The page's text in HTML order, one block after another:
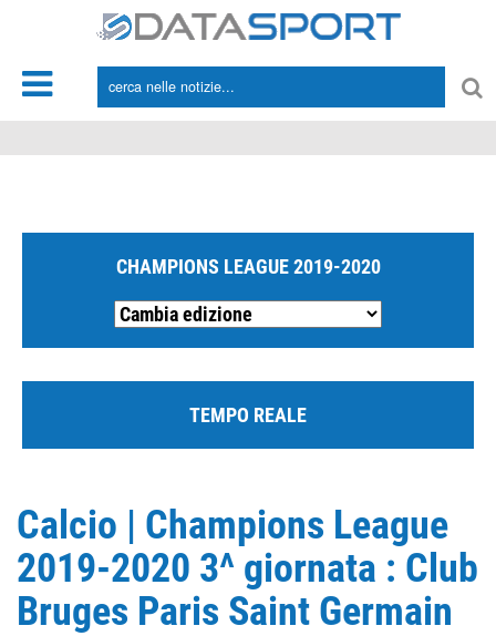
CHAMPIONS LEAGUE 2019-2020
TEMPO REALE
Calcio | Champions League
2019-2020 3^ giornata : Club
Bruges Paris Saint Germain